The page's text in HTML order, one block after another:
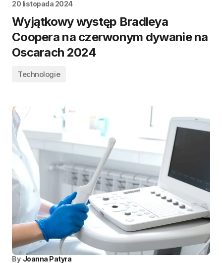
20 listopada 2024
Wyjątkowy występ Bradleya
Coopera na czerwonym dywanie na
Oscarach 2024
Technologie
By Joanna Patyra